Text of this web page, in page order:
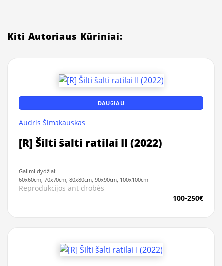
Kiti Autoriaus Kūriniai:
DAUGIAU
Audris Šimakauskas
[R] Šilti šalti ratilai II (2022)
Galimi dydžiai:
60x60cm, 70x70cm, 80x80cm, 90x90cm, 100x100cm
Reprodukcijos ant drobės
100-250€